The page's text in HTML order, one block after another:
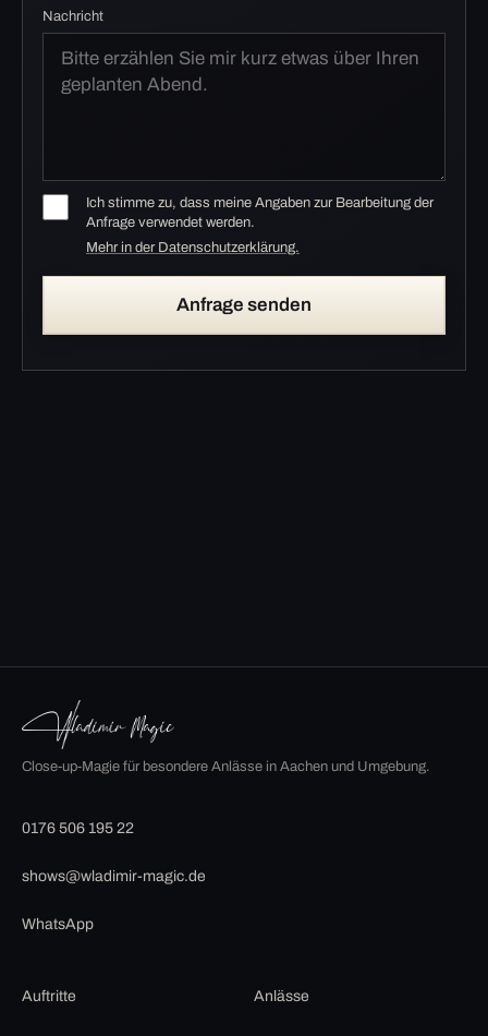
Nachricht
Ich stimme zu, dass meine Angaben zur Bearbeitung der
Anfrage verwendet werden.
Mehr in der Datenschutzerklärung.
Anfrage senden
Close-up-Magie für besondere Anlässe in Aachen und Umgebung.
0176 506 195 22
shows@wladimir-magic.de
WhatsApp
Auftritte Anlässe